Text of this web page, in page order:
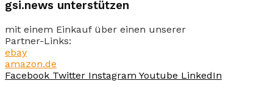
gsi.news unterstützen
mit einem Einkauf über einen unserer
Partner-Links:
ebay
amazon.de
Facebook Twitter Instagram Youtube LinkedIn